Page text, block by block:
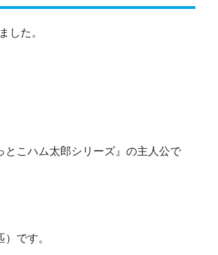
した。
こハム太郎シリーズ』の主人公で
です。